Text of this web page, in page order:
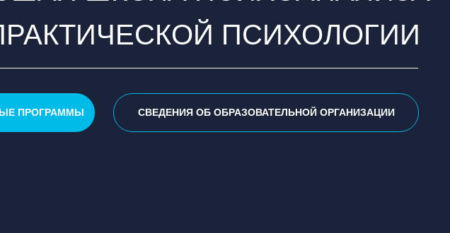
ПСИХОЛОГИИ
ПРОГРАММЫ СВЕДЕНИЯ ОБ ОБРАЗОВАТЕЛЬНОЙ ОРГАНИЗАЦИИ